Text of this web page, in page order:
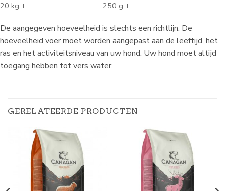
20 kg +
250 g +
De aangegeven hoeveelheid is slechts een richtlijn. De
hoeveelheid voer moet worden aangepast aan de leeftijd, het
ras en het activiteitsniveau van uw hond. Uw hond moet altijd
toegang hebben tot vers water.
GERELATEERDE PRODUCTEN